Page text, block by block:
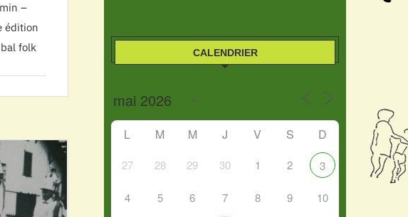
–
édition
folk
CALENDRIER
L M M J V S D
27 28 29 30 1 2 3
4 5 6 7 8 9 10